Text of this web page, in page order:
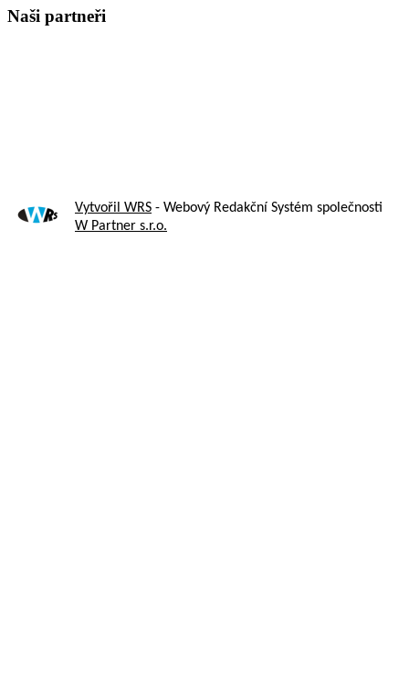
Naši partneři
Vytvořil WRS - Webový Redakční Systém společnosti
W Partner s.r.o.